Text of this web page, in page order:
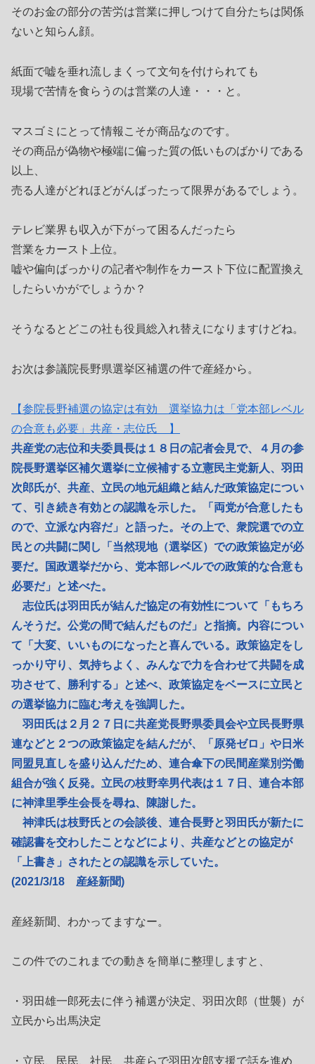
そのお金の部分の苦労は営業に押しつけて自分たちは関係
ないと知らん顔。
紙面で嘘を垂れ流しまくって文句を付けられても
現場で苦情を食らうのは営業の人達・・・と。
マスゴミにとって情報こそが商品なのです。
その商品が偽物や極端に偏った質の低いものばかりである
以上、
売る人達がどれほどがんばったって限界があるでしょう。
テレビ業界も収入が下がって困るんだったら
営業をカースト上位。
嘘や偏向ばっかりの記者や制作をカースト下位に配置換え
したらいかがでしょうか？
そうなるとどこの社も役員総入れ替えになりますけどね。
お次は参議院長野県選挙区補選の件で産経から。
【参院長野補選の協定は有効 選挙協力は「党本部レベル
の合意も必要」共産・志位氏 】
共産党の志位和夫委員長は１８日の記者会見で、４月の参
院長野選挙区補欠選挙に立候補する立憲民主党新人、羽田
次郎氏が、共産、立民の地元組織と結んだ政策協定につい
て、引き続き有効との認識を示した。「両党が合意したも
ので、立派な内容だ」と語った。その上で、衆院選での立
民との共闘に関し「当然現地（選挙区）での政策協定が必
要だ。国政選挙だから、党本部レベルでの政策的な合意も
必要だ」と述べた。
志位氏は羽田氏が結んだ協定の有効性について「もちろ
んそうだ。公党の間で結んだものだ」と指摘。内容につい
て「大変、いいものになったと喜んでいる。政策協定をし
っかり守り、気持ちよく、みんなで力を合わせて共闘を成
功させて、勝利する」と述べ、政策協定をベースに立民と
の選挙協力に臨む考えを強調した。
羽田氏は２月２７日に共産党長野県委員会や立民長野県
連などと２つの政策協定を結んだが、「原発ゼロ」や日米
同盟見直しを盛り込んだため、連合傘下の民間産業別労働
組合が強く反発。立民の枝野幸男代表は１７日、連合本部
に神津里季生会長を尋ね、陳謝した。
神津氏は枝野氏との会談後、連合長野と羽田氏が新たに
確認書を交わしたことなどにより、共産などとの協定が
「上書き」されたとの認識を示していた。
(2021/3/18 産経新聞)
産経新聞、わかってますなー。
この件でのこれまでの動きを簡単に整理しますと、
・羽田雄一郎死去に伴う補選が決定、羽田次郎（世襲）が
立民から出馬決定
・立民、民民、社民、共産らで羽田次郎支援で話を進め